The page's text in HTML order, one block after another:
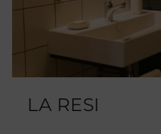
LA RESI